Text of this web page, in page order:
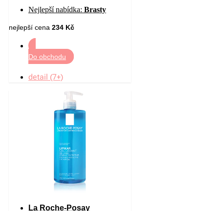
Nejlepší nabídka: Brasty
nejlepší cena 234 Kč
Do obchodu
detail (7+)
La Roche-Posay